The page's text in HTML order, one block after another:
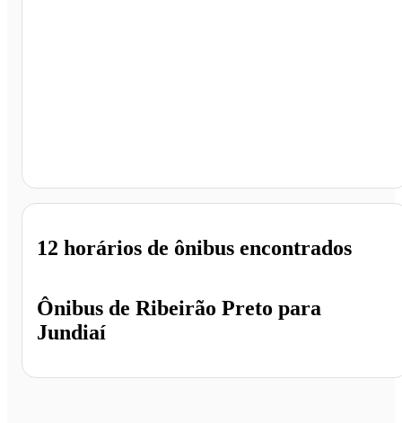
Ônibus de Ribeirão Preto para
Jundiaí
12 horários de ônibus encontrados